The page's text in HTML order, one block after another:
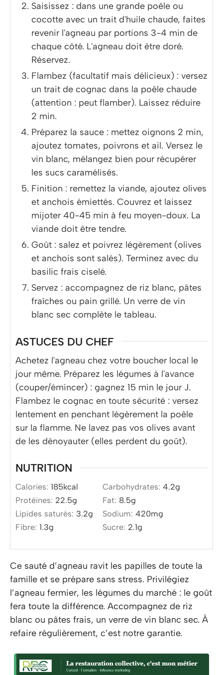
Saisissez : dans une grande poêle ou
cocotte avec un trait d'huile chaude, faites
revenir l'agneau par portions 3-4 min de
chaque côté. L'agneau doit être doré.
Réservez.
Flambez (facultatif mais délicieux) : versez
un trait de cognac dans la poêle chaude
(attention : peut flamber). Laissez réduire
2 min.
Préparez la sauce : mettez oignons 2 min,
ajoutez tomates, poivrons et ail. Versez le
vin blanc, mélangez bien pour récupérer
les sucs caramélisés.
Finition : remettez la viande, ajoutez olives
et anchois émiettés. Couvrez et laissez
mijoter 40-45 min à feu moyen-doux. La
viande doit être tendre.
Goût : salez et poivrez légèrement (olives
et anchois sont salés). Terminez avec du
basilic frais ciselé.
Servez : accompagnez de riz blanc, pâtes
fraîches ou pain grillé. Un verre de vin
blanc sec complète le tableau.
ASTUCES DU CHEF
Achetez l'agneau chez votre boucher local le
jour même. Préparez les légumes à l'avance
(couper/émincer) : gagnez 15 min le jour J.
Flambez le cognac en toute sécurité : versez
lentement en penchant légèrement la poêle
sur la flamme. Ne lavez pas vos olives avant
de les dénoyauter (elles perdent du goût).
NUTRITION
Calories: 185kcal Carbohydrates: 4.2g
Protéines: 22.5g Fat: 8.5g
Lipides saturés: 3.2g Sodium: 420mg
Fibre: 1.3g Sucre: 2.1g
Ce sauté d’agneau ravit les papilles de toute la
famille et se prépare sans stress. Privilégiez
l’agneau fermier, les légumes du marché : le goût
fera toute la différence. Accompagnez de riz
blanc ou pâtes frais, un verre de vin blanc sec. À
refaire régulièrement, c’est notre garantie.